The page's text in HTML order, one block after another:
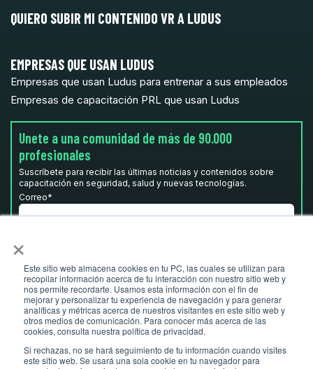
×
Este sitio web almacena cookies en tu PC, las cuales se utilizan para
recopilar información acerca de tu interacción con nuestro sitio web y
nos permite recordarte. Usamos esta información con el fin de
mejorar y personalizar tu experiencia de navegación y para generar
analíticas y métricas acerca de nuestros visitantes en este sitio web y
otros medios de comunicación. Para conocer más acerca de las
cookies, consulta nuestra política de privacidad.
Si rechazas, no se hará seguimiento de tu información cuando visites
este sitio web. Se usará una sola cookie en tu navegador para
QUIERO SUBIR MI CONTENIDO VR A LUDUS
EMPRESAS QUE USAN LUDUS
Empresas que usan Ludus para entrenar a sus empleados
Empresas de capacitación PRL que usan Ludus
Unete a una comunidad de más de 90.000
profesionales
Suscríbete para recibir las últimas noticias y contenidos sobre
capacitación en seguridad, salud y nuevas tecnologías.
Correo*